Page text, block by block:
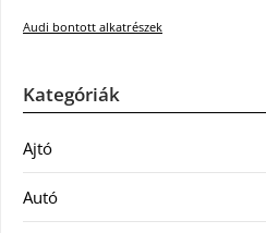
Audi bontott alkatrészek
Kategóriák
Ajtó
Autó